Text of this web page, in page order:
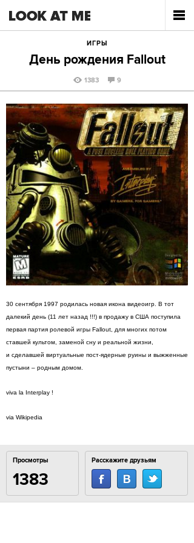
ИГРЫ
День рождения Fallout
1383 9
30 сентября 1997 родилась новая икона видеоигр. В тот
далекий день (11 лет назад !!!) в продажу в США поступила
первая партия ролевой игры Fallout, для многих потом
ставшей культом, заменой сну и реальной жизни,
и сделавшей виртуальные пост-ядерные руины и выжженные
пустыни – родным домом.
viva la Interplay !
via Wikipedia
Просмотры
1383
Расскажите друзьям